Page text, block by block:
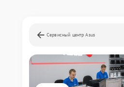
Сервисный центр Asus